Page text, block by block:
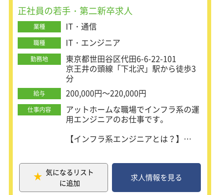
正社員の若手・第二新卒求人
業種 IT・通信
職種 IT・エンジニア
勤務地
東京都世田谷区代田6-6-22-101
京王井の頭線「下北沢」駅から徒歩3
分
給与 200,000円～220,000円
仕事内容
アットホームな職場でインフラ系の運
用エンジニアのお仕事です。
【インフラ系エンジニアとは？】
なサーバーやネットワークを指しま
す。
これらの設計・構築・運用・保守を手
気になるリスト
に追加
求人情報を見る